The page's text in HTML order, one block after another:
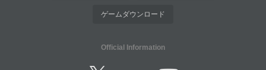
ゲームダウンロード
Official Information